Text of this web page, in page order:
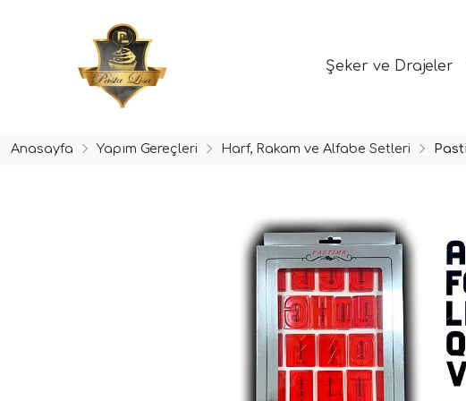
Şeker ve Drajeler
Anasayfa Yapım Gereçleri Harf, Rakam ve Alfabe Setleri